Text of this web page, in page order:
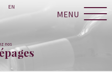
MENU
EN
nos